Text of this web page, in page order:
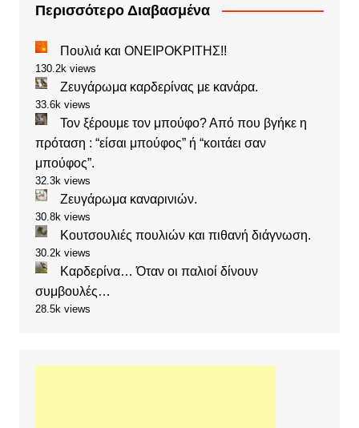
Περισσότερο Διαβασμένα
Πουλιά και ΟΝΕΙΡΟΚΡΙΤΗΣ!!
130.2k views
Ζευγάρωμα καρδερίνας με κανάρα.
33.6k views
Τον ξέρουμε τον μπούφο? Από που βγήκε η
πρόταση : “είσαι μπούφος” ή “κοιτάει σαν
μπούφος”.
32.3k views
Ζευγάρωμα καναρινιών.
30.8k views
Κουτσουλιές πουλιών και πιθανή διάγνωση.
30.2k views
Καρδερίνα… Όταν οι παλιοί δίνουν
συμβουλές…
28.5k views